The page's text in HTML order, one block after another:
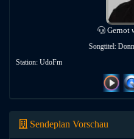
Gernot
Songtitel: Donna
Station: UdoFm
Sendeplan Vorschau